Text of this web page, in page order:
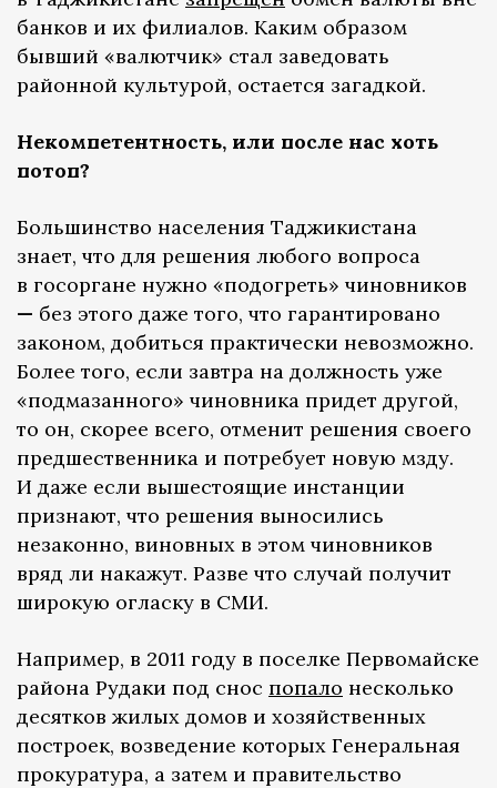
банков и их филиалов. Каким образом
бывший «валютчик» стал заведовать
районной культурой, остается загадкой.
Некомпетентность, или после нас хоть
потоп?
Большинство населения Таджикистана
знает, что для решения любого вопроса
в госоргане нужно «подогреть» чиновников
— без этого даже того, что гарантировано
законом, добиться практически невозможно.
Более того, если завтра на должность уже
«подмазанного» чиновника придет другой,
то он, скорее всего, отменит решения своего
предшественника и потребует новую мзду.
И даже если вышестоящие инстанции
признают, что решения выносились
незаконно, виновных в этом чиновников
вряд ли накажут. Разве что случай получит
широкую огласку в СМИ.
Например, в 2011 году в поселке Первомайске
района Рудаки под снос попало несколько
десятков жилых домов и хозяйственных
построек, возведение которых Генеральная
прокуратура, а затем и правительство